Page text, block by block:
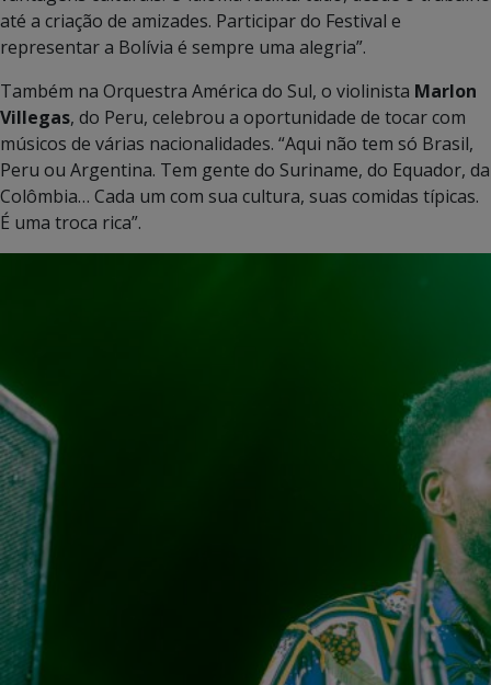
até a criação de amizades. Participar do Festival e
representar a Bolívia é sempre uma alegria”.
Também na Orquestra América do Sul, o violinista Marlon
Villegas, do Peru, celebrou a oportunidade de tocar com
músicos de várias nacionalidades. “Aqui não tem só Brasil,
Peru ou Argentina. Tem gente do Suriname, do Equador, da
Colômbia… Cada um com sua cultura, suas comidas típicas.
É uma troca rica”.